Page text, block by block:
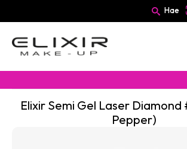
Hae
Elixir Semi Gel Laser Diamond
Pepper)